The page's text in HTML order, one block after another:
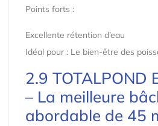
Points forts :
Excellente rétention d’eau
Idéal pour : Le bien-être des
2.9 TOTALPOND
– La meilleure
abordable de 45